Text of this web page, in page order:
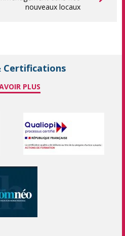
nouveaux locaux
Certifications
PLUS